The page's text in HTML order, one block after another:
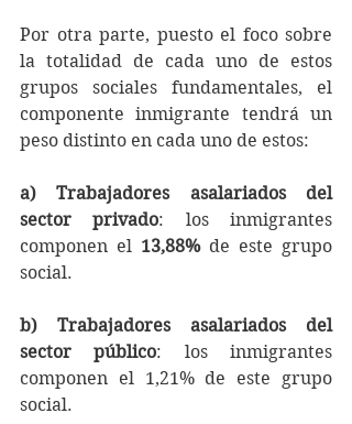
Por otra parte, puesto el foco sobre
la totalidad de cada uno de estos
grupos sociales fundamentales, el
componente inmigrante tendrá un
peso distinto en cada uno de estos:
a) Trabajadores asalariados del
sector privado: los inmigrantes
componen el 13,88% de este grupo
social.
b) Trabajadores asalariados del
sector público: los inmigrantes
componen el 1,21% de este grupo
social.